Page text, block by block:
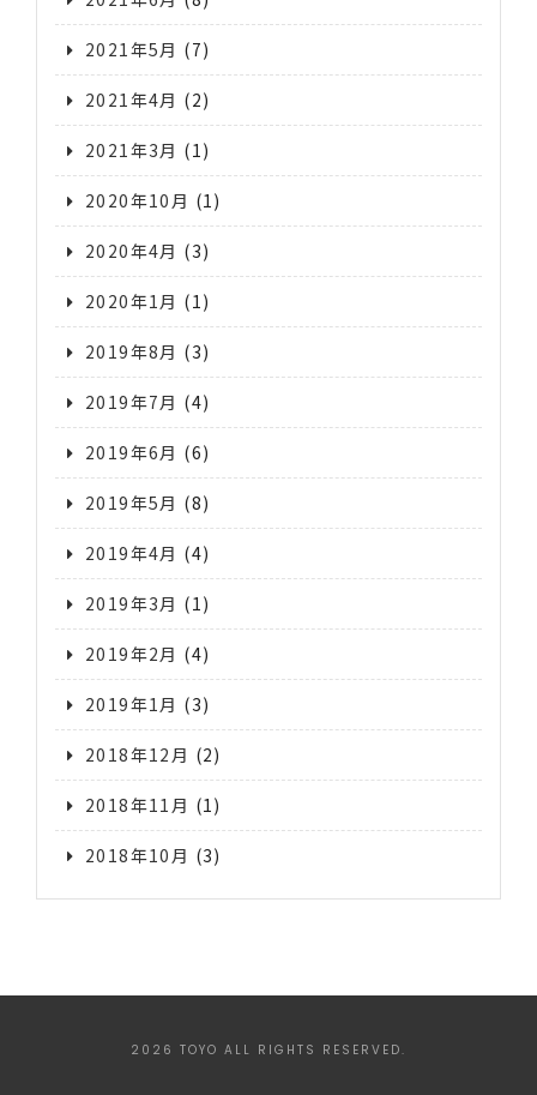
2021年5月 (7)
2021年4月 (2)
2021年3月 (1)
2020年10月 (1)
2020年4月 (3)
2020年1月 (1)
2019年8月 (3)
2019年7月 (4)
2019年6月 (6)
2019年5月 (8)
2019年4月 (4)
2019年3月 (1)
2019年2月 (4)
2019年1月 (3)
2018年12月 (2)
2018年11月 (1)
2018年10月 (3)
2026 TOYO ALL RIGHTS RESERVED.